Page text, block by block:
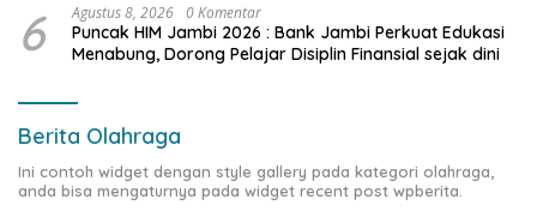
6 Agustus 8, 2026 0 Komentar
Puncak HIM Jambi 2026 : Bank Jambi Perkuat Edukasi
Menabung, Dorong Pelajar Disiplin Finansial sejak dini
Berita Olahraga
Ini contoh widget dengan style gallery pada kategori olahraga,
anda bisa mengaturnya pada widget recent post wpberita.